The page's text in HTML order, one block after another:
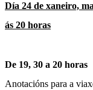
Día 24 de xaneiro,
ás 20 horas
De 19, 30 a 20 horas
Anotacións para a